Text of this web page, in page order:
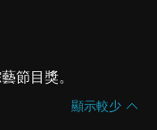
節目獎。
顯示較少